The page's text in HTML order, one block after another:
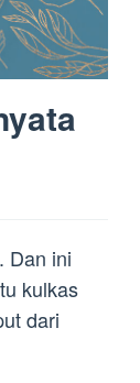
Dan ini
kulkas
dari